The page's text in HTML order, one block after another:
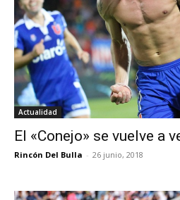
Actualidad
El «Conejo» se vuelve a
Rincón Del Bulla - 26 junio, 2018